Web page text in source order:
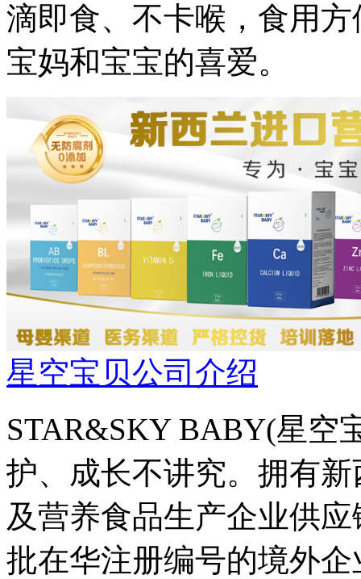
滴即食、不卡喉，食用
宝妈和宝宝的喜爱。
星空宝贝公司介绍
STAR&SKY BABY(星空
护、成长不讲究。拥有
及营养食品生产企业供
批在华注册编号的境外